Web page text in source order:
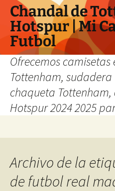
Chandal de
Hotspur | Mi
Futbol
Ofrecemos
Tottenham,
chaqueta
Hotspur 2024 2025
Archivo de la
de futbol real